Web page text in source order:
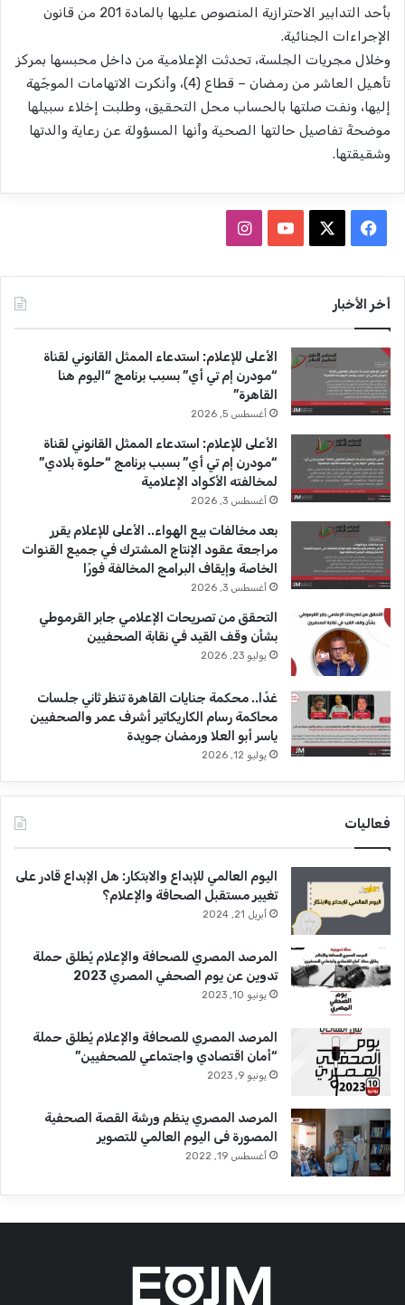
بأحد التدابير الاحترازية المنصوص عليها بالمادة 201 من قانون
الإجراءات الجنائية.
وخلال مجريات الجلسة، تحدثت الإعلامية من داخل محبسها بمركز
تأهيل العاشر من رمضان – قطاع (4)، وأنكرت الاتهامات الموجّهة
إليها، ونفت صلتها بالحساب محل التحقيق، وطلبت إخلاء سبيلها
موضحةً تفاصيل حالتها الصحية وأنها المسؤولة عن رعاية والدتها
وشقيقتها.
س
و
ك
T
u
b
e
ق
ا
م
أخر الأخبار
الأعلى للإعلام: استدعاء الممثل القانوني لقناة
“مودرن إم تي أي” بسبب برنامج “اليوم هنا
القاهرة”
أغسطس 5, 2026
الأعلى للإعلام: استدعاء الممثل القانوني لقناة
“مودرن إم تي أي” بسبب برنامج “حلوة بلادي”
لمخالفته الأكواد الإعلامية
أغسطس 3, 2026
بعد مخالفات بيع الهواء.. الأعلى للإعلام يقرر
مراجعة عقود الإنتاج المشترك في جميع القنوات
الخاصة وإيقاف البرامج المخالفة فورًا
أغسطس 3, 2026
التحقق من تصريحات الإعلامي جابر القرموطي
بشأن وقف القيد في نقابة الصحفيين
يوليو 23, 2026
غدًا.. محكمة جنايات القاهرة تنظر ثاني جلسات
محاكمة رسام الكاريكاتير أشرف عمر والصحفيين
ياسر أبو العلا ورمضان جويدة
يوليو 12, 2026
فعاليات
اليوم العالمي للإبداع والابتكار: هل الإبداع قادر على
تغيير مستقبل الصحافة والإعلام؟
أبريل 21, 2024
المرصد المصري للصحافة والإعلام يُطلق حملة
تدوين عن يوم الصحفي المصري 2023
يونيو 10, 2023
المرصد المصري للصحافة والإعلام يُطلق حملة
“أمان اقتصادي واجتماعي للصحفيين”
يونيو 9, 2023
المرصد المصري ينظم ورشة القصة الصحفية
المصورة فى اليوم العالمي للتصوير
أغسطس 19, 2022